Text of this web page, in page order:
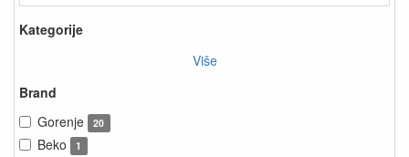
Kategorije
Više
Brand
Gorenje
20
Beko 1